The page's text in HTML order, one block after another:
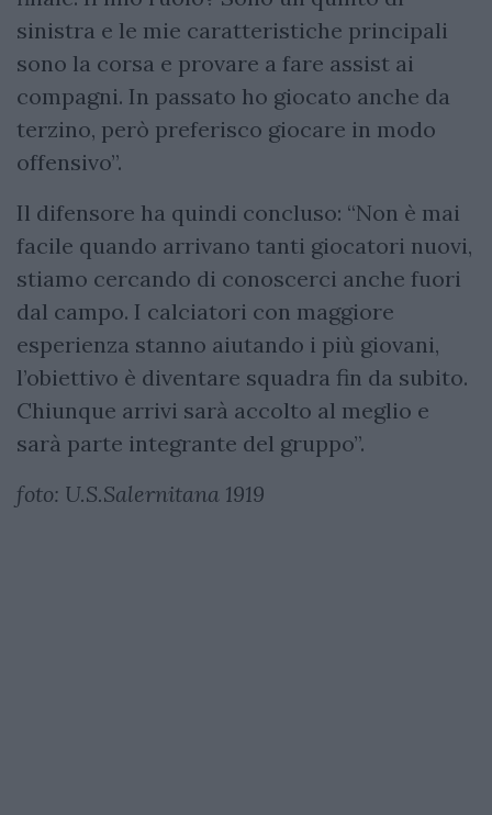
sinistra e le mie caratteristiche principali
sono la corsa e provare a fare assist ai
compagni. In passato ho giocato anche da
terzino, però preferisco giocare in modo
offensivo”.
Il difensore ha quindi concluso: “Non è mai
facile quando arrivano tanti giocatori nuovi,
stiamo cercando di conoscerci anche fuori
dal campo. I calciatori con maggiore
esperienza stanno aiutando i più giovani,
l’obiettivo è diventare squadra fin da subito.
Chiunque arrivi sarà accolto al meglio e
sarà parte integrante del gruppo”.
foto: U.S.Salernitana 1919